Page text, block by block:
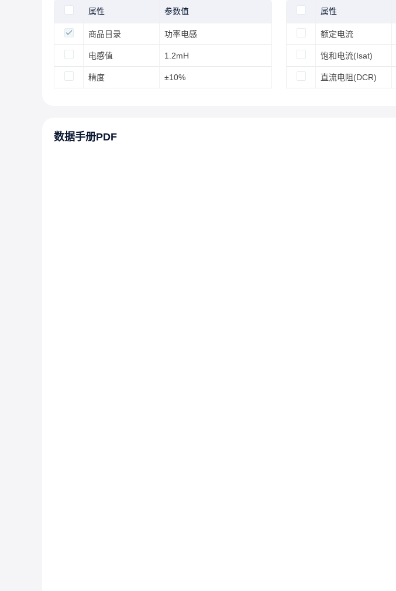
属性 参数值
商品目录 功率电感
电感值 1.2mH
精度 ±10%
属性
额定电流
饱和电流(Isat)
直流电阻(DCR)
数据手册PDF